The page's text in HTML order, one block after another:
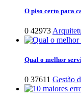
O piso certo para
0 42973
Qual o melhor
0 37611 Gestão